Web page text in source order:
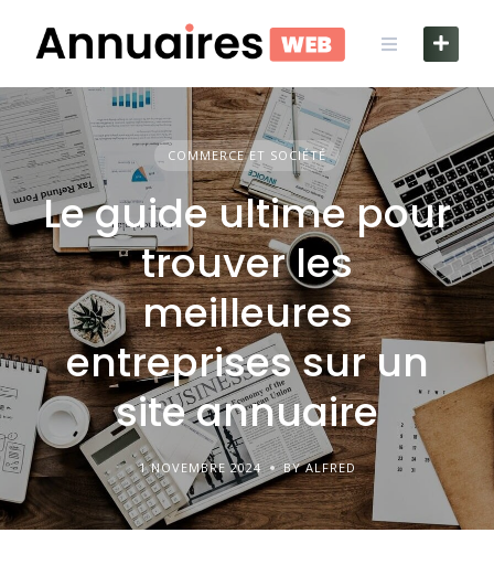
content
COMMERCE ET SOCIÉTÉ
Le guide ultime pour
trouver les
meilleures
entreprises sur un
site annuaire
1 NOVEMBRE 2024 BY ALFRED